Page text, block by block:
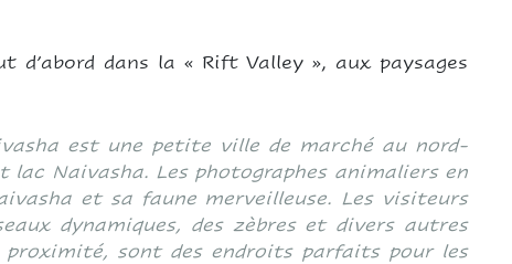
dans la « Rift Valley », aux paysages
est une petite ville de marché au nord-
Naivasha. Les photographes animaliers en
et sa faune merveilleuse. Les visiteurs
dynamiques, des zèbres et divers autres
proximité, sont des endroits parfaits pour les